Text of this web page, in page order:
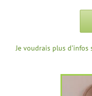
Je voudrais plus